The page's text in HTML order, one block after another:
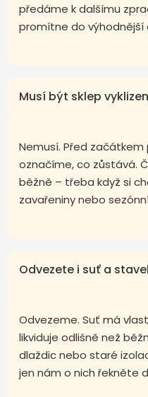
předáme k dalšímu
promítne do výhodnější
Musí být sklep
Nemusí. Před
označíme, co zůstává.
běžně – třeba když si
zavařeniny nebo
Odvezete i suť a
Odvezeme. Suť má
likviduje odlišně než
dlaždic nebo staré
jen nám o nich řekněte